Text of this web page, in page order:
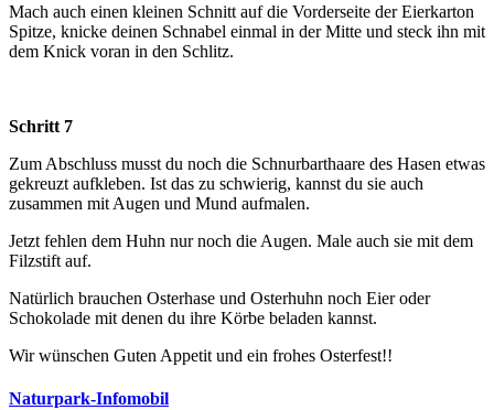
Mach auch einen kleinen Schnitt auf die Vorderseite der Eierkarton
Spitze, knicke deinen Schnabel einmal in der Mitte und steck ihn mit
dem Knick voran in den Schlitz.
Schritt 7
Zum Abschluss musst du noch die Schnurbarthaare des Hasen etwas
gekreuzt aufkleben. Ist das zu schwierig, kannst du sie auch
zusammen mit Augen und Mund aufmalen.
Jetzt fehlen dem Huhn nur noch die Augen. Male auch sie mit dem
Filzstift auf.
Natürlich brauchen Osterhase und Osterhuhn noch Eier oder
Schokolade mit denen du ihre Körbe beladen kannst.
Wir wünschen Guten Appetit und ein frohes Osterfest!!
Naturpark-Infomobil